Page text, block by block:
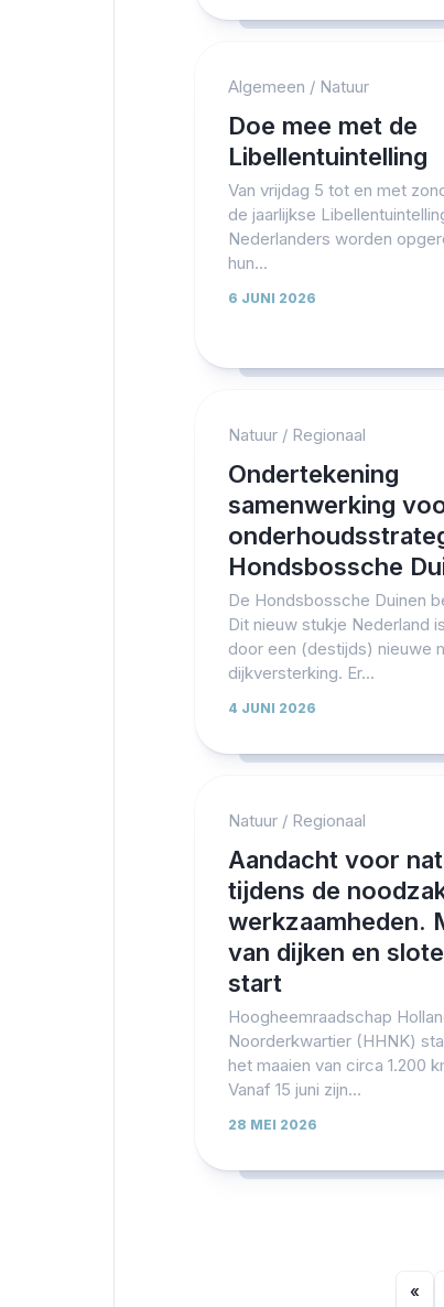
Algemeen / Natuur
Doe mee met de
Libellentuintelling
Van vrijdag 5 tot en met
de jaarlijkse
Nederlanders worden
hun...
6 JUNI 2026
Natuur / Regionaal
Ondertekening
samenwerking
Hondsbossche
De Hondsbossche Duinen
Dit nieuw stukje Nederland
door een (destijds) nieuwe
dijkversterking. Er...
4 JUNI 2026
Natuur / Regionaal
Aandacht voor
tijdens de
werkzaamheden.
van dijken en
start
Hoogheemraadschap
Noorderkwartier (HHNK)
het maaien van circa 1.200
Vanaf 15 juni zijn...
28 MEI 2026
«